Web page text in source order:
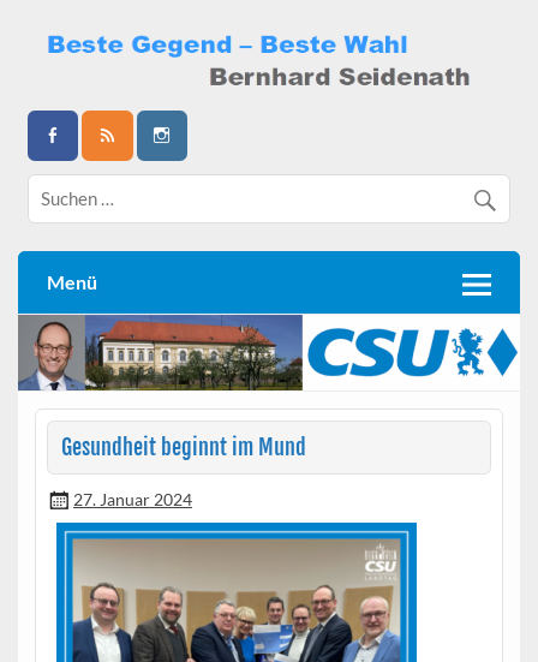
content
Bernhard Seidenath
Menü
Gesundheit beginnt im Mund
27. Januar 2024